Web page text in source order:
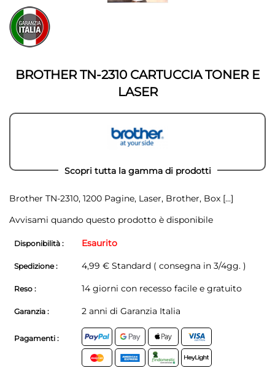
galleria
di
immagini
Vai
all'inizio
della
galleria
immagini
BROTHER TN-2310 CARTUCCIA TONER E
LASER
Scopri tutta la gamma di prodotti
Brother TN-2310, 1200 Pagine, Laser, Brother, Box [...]
Avvisami quando questo prodotto è disponibile
Disponibilità : Esaurito
Spedizione : 4,99 € Standard ( consegna in 3/4gg. )
Reso : 14 giorni con recesso facile e gratuito
Garanzia : 2 anni di Garanzia Italia
Pagamenti :